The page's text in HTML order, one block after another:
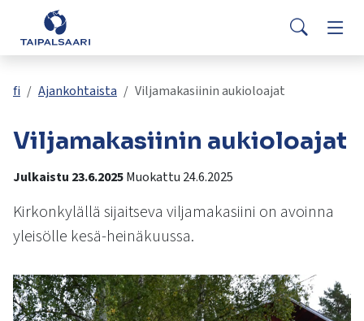
Siirry pääsisältöön
Palaute
Yhteystiedot
Valitse
oleva
ylös-
alasnuolilla.
valittuun
hakutulokseen
enteriä.
Kosketuslaitteiden
käyttäjät
Asuminen ja rakentaminen
Opetus ja kasvatus
Hyvinvointi ja terveys
Kunta ja päätöksenteko
Työ ja yrittäminen
fi Ajankohtaista Viljamakasiinin aukioloajat
Viljamakasiinin aukioloajat
Julkaistu 23.6.2025Muokattu 24.6.2025
Kirkonkylällä sijaitseva viljamakasiini on avoinna
yleisölle kesä-heinäkuussa.